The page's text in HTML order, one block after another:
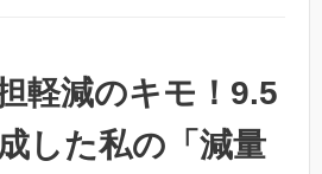
軽減のキモ！9.5
した私の「減量